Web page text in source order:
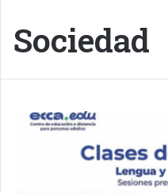
Sociedad